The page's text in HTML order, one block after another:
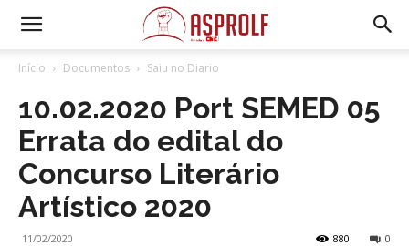
Início Documentos Saiu no Diario
10.02.2020 Port SEMED 05
Errata do edital do
Concurso Literário
Artístico 2020
11/02/2020 0
880